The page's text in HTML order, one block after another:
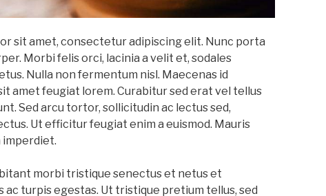
sit amet, consectetur adipiscing elit. Nunc porta
Morbi felis orci, lacinia a velit et, sodales
Nulla non fermentum nisl. Maecenas id
amet feugiat lorem. Curabitur sed erat vel tellus
Sed arcu tortor, sollicitudin ac lectus sed,
Ut efficitur feugiat enim a euismod. Mauris
imperdiet.
morbi tristique senectus et netus et
ac turpis egestas. Ut tristique pretium tellus, sed